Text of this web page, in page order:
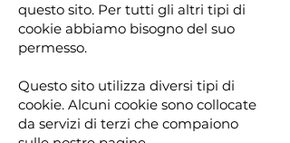
questo sito. Per tutti gli altri tipi di
cookie abbiamo bisogno del suo
permesso.
Questo sito utilizza diversi tipi di
cookie. Alcuni cookie sono collocate
da servizi di terzi che compaiono